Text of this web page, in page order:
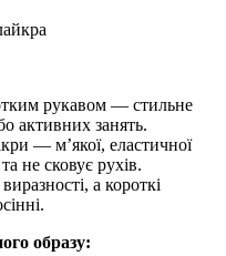
рукавом — стильне
активних занять.
— м’якої, еластичної
не сковує рухів.
а короткі
образу: